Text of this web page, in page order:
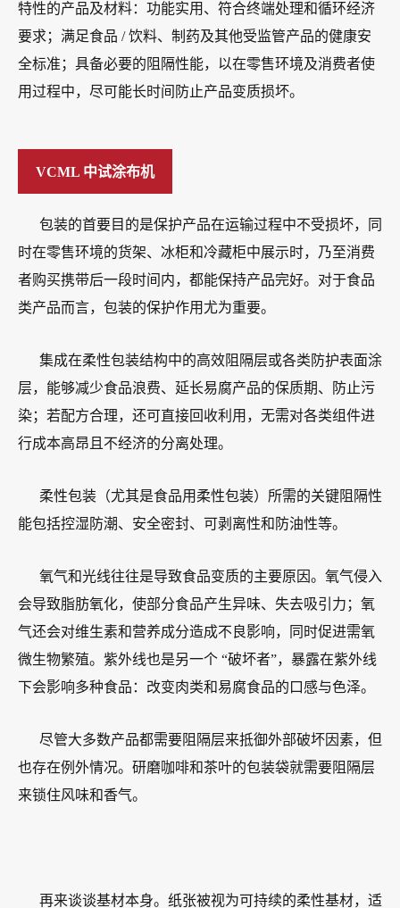
特性的产品及材料：功能实用、符合终端处理和循环经济
要求；满足食品 / 饮料、制药及其他受监管产品的健康安
全标准；具备必要的阻隔性能，以在零售环境及消费者使
用过程中，尽可能长时间防止产品变质损坏。
VCML 中试涂布机
包装的首要目的是保护产品在运输过程中不受损坏，同
时在零售环境的货架、冰柜和冷藏柜中展示时，乃至消费
者购买携带后一段时间内，都能保持产品完好。对于食品
类产品而言，包装的保护作用尤为重要。
集成在柔性包装结构中的高效阻隔层或各类防护表面涂
层，能够减少食品浪费、延长易腐产品的保质期、防止污
染；若配方合理，还可直接回收利用，无需对各类组件进
行成本高昂且不经济的分离处理。
柔性包装（尤其是食品用柔性包装）所需的关键阻隔性
能包括控湿防潮、安全密封、可剥离性和防油性等。
氧气和光线往往是导致食品变质的主要原因。氧气侵入
会导致脂肪氧化，使部分食品产生异味、失去吸引力；氧
气还会对维生素和营养成分造成不良影响，同时促进需氧
微生物繁殖。紫外线也是另一个 “破坏者”，暴露在紫外线
下会影响多种食品：改变肉类和易腐食品的口感与色泽。
尽管大多数产品都需要阻隔层来抵御外部破坏因素，但
也存在例外情况。研磨咖啡和茶叶的包装袋就需要阻隔层
来锁住风味和香气。
再来谈谈基材本身。纸张被视为可持续的柔性基材，适